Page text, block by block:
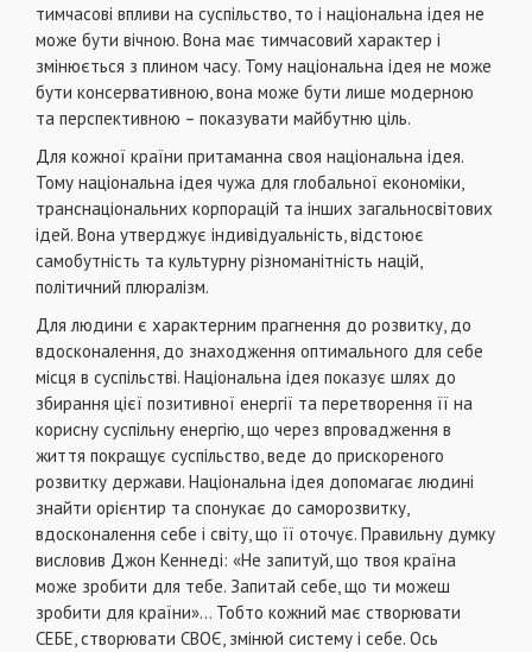
тимчасовi впливи на суспiльство, то i нацiональна iдея не
може бути вiчною. Вона має тимчасовий характер i
змiнюється з плином часу. Тому нацiональна iдея не може
бути консервативною, вона може бути лише модерною
та перспективною – показувати майбутню цiль.
Для кожної країни притаманна своя нацiональна iдея.
Тому нацiональна iдея чужа для глобальної економiки,
транснацiональних корпорацiй та iнших загальносвiтових
iдей. Вона утверджує iндивiдуальнiсть, вiдстоює
самобутнiсть та культурну рiзноманiтнiсть нацiй,
полiтичний плюралiзм.
Для людини є характерним прагнення до розвитку, до
вдосконалення, до знаходження оптимального для себе
мiсця в суспiльствi. Нацiональна iдея показує шлях до
збирання цiєї позитивної енергiї та перетворення її на
корисну суспiльну енергiю, що через впровадження в
життя покращує суспiльство, веде до прискореного
розвитку держави. Нацiональна iдея допомагає людинi
знайти орiєнтир та спонукає до саморозвитку,
вдосконалення себе i свiту, що її оточує. Правильну думку
висловив Джон Кеннедi: «Не запитуй, що твоя країна
може зробити для тебе. Запитай себе, що ти можеш
зробити для країни»... Тобто кожний має створювати
СЕБЕ, створювати СВОЄ, змiнюй систему i себе. Ось